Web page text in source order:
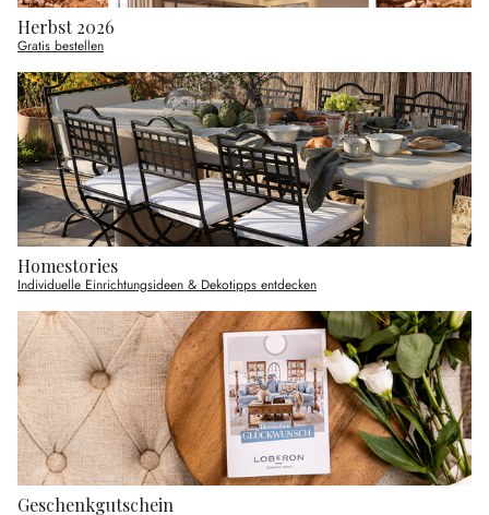
Herbst 2026
Gratis bestellen
Homestories
Individuelle Einrichtungsideen & Dekotipps entdecken
Geschenkgutschein